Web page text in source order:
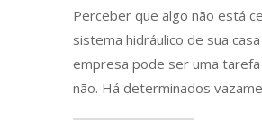
Perceber que algo não está
sistema hidráulico de sua
empresa pode ser uma tarefa
não. Há determinados